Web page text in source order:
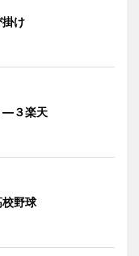
掛け
―３楽天
野球